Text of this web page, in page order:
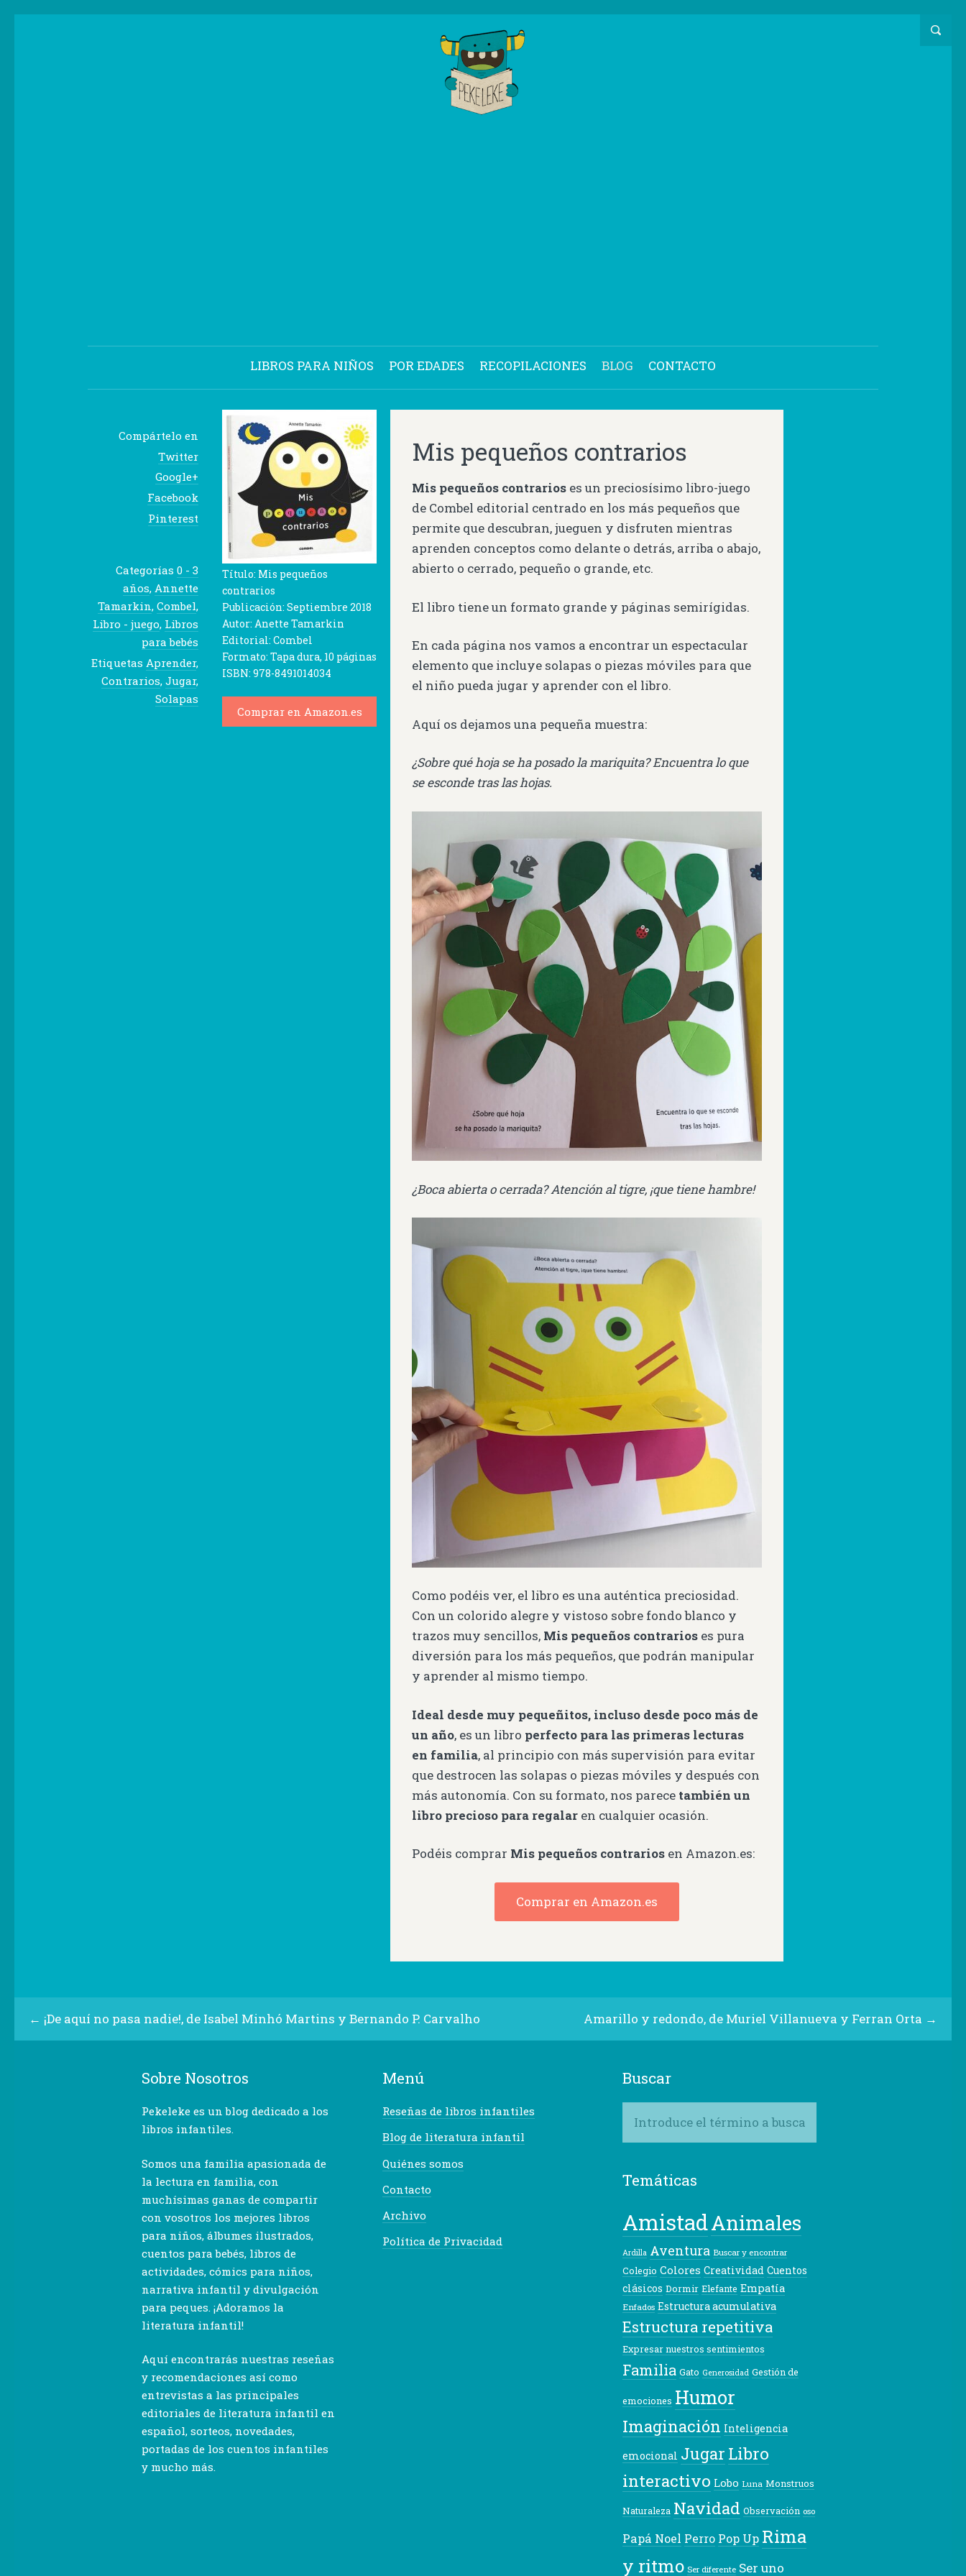
LIBROS PARA NIÑOS POR EDADES RECOPILACIONES BLOG CONTACTO
Compártelo en
Twitter
Google+
Facebook
Pinterest
Título: Mis pequeños
contrarios
Publicación: Septiembre 2018
Autor: Anette Tamarkin
Editorial: Combel
Formato: Tapa dura, 10 páginas
ISBN: 978-8491014034
Comprar en Amazon.es
Mis pequeños contrarios
Mis pequeños contrarios es un preciosísimo libro-juego
de Combel editorial centrado en los más pequeños que
permite que descubran, jueguen y disfruten mientras
aprenden conceptos como delante o detrás, arriba o abajo,
abierto o cerrado, pequeño o grande, etc.
El libro tiene un formato grande y páginas semirígidas.
En cada página nos vamos a encontrar un espectacular
elemento que incluye solapas o piezas móviles para que
el niño pueda jugar y aprender con el libro.
Aquí os dejamos una pequeña muestra:
¿Sobre qué hoja se ha posado la mariquita? Encuentra lo que
se esconde tras las hojas.
¿Boca abierta o cerrada? Atención al tigre, ¡que tiene hambre!
Como podéis ver, el libro es una auténtica preciosidad.
Con un colorido alegre y vistoso sobre fondo blanco y
trazos muy sencillos, Mis pequeños contrarios es pura
diversión para los más pequeños, que podrán manipular
y aprender al mismo tiempo.
Ideal desde muy pequeñitos, incluso desde poco más de
un año, es un libro perfecto para las primeras lecturas
en familia, al principio con más supervisión para evitar
que destrocen las solapas o piezas móviles y después con
más autonomía. Con su formato, nos parece también un
libro precioso para regalar en cualquier ocasión.
Podéis comprar Mis pequeños contrarios en Amazon.es:
Comprar en Amazon.es
Categorías 0 - 3
años, Annette
Tamarkin, Combel,
Libro - juego, Libros
para bebés
Etiquetas Aprender,
Contrarios, Jugar,
Solapas
Amarillo y redondo, de Muriel Villanueva y Ferran Orta →
← ¡De aquí no pasa nadie!, de Isabel Minhó Martins y Bernando P. Carvalho
Sobre Nosotros
Pekeleke es un blog dedicado a los
libros infantiles.
Somos una familia apasionada de
la lectura en familia, con
muchísimas ganas de compartir
con vosotros los mejores libros
para niños, álbumes ilustrados,
cuentos para bebés, libros de
actividades, cómics para niños,
narrativa infantil y divulgación
para peques. ¡Adoramos la
literatura infantil!
Aquí encontrarás nuestras reseñas
y recomendaciones así como
entrevistas a las principales
editoriales de literatura infantil en
español, sorteos, novedades,
portadas de los cuentos infantiles
y mucho más.
Menú
Reseñas de libros infantiles
Blog de literatura infantil
Quiénes somos
Contacto
Archivo
Política de Privacidad
Buscar
Temáticas
AmistadAnimales
Ardilla Aventura Buscar y encontrar
Colegio Colores Creatividad Cuentos
clásicos Dormir Elefante Empatía
Enfados Estructura acumulativa
Estructura repetitiva
Expresar nuestros sentimientos
Familia Gato Generosidad Gestión de
emociones Humor
Imaginación Inteligencia
emocional Jugar Libro
interactivo Lobo Luna Monstruos
Naturaleza Navidad Observación oso
Papá Noel Perro Pop Up Rima
y ritmo Ser diferente Ser uno